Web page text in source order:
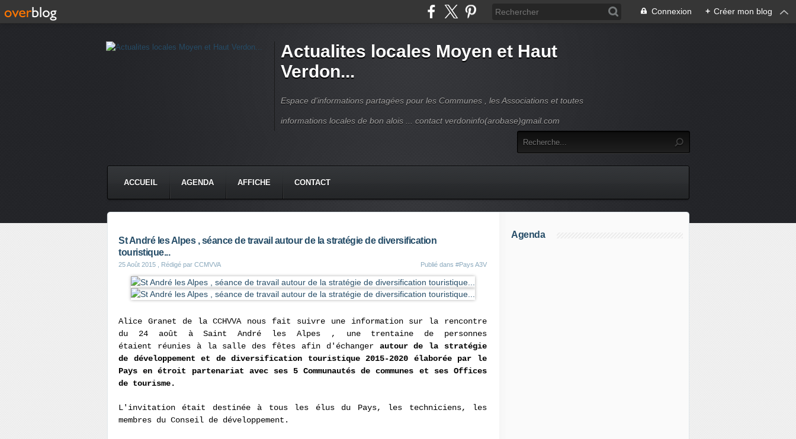
Connexion + Créer mon blog
Actualites locales Moyen et Haut
Verdon...
Espace d'informations partagées pour les Communes , les Associations et toutes
informations locales de bon alois ... contact verdoninfo(arobase)gmail.com
ACCUEIL AGENDA AFFICHE CONTACT
St André les Alpes , séance de travail autour de la stratégie de diversification
touristique...
25 Août 2015 , Rédigé par CCMVVA Publié dans #Pays A3V
Alice Granet de la CCHVVA nous fait suivre une information sur la rencontre
du 24 août à Saint André les Alpes , une trentaine de personnes
étaient réunies à la salle des fêtes afin d'échanger autour de la stratégie
de développement et de diversification touristique 2015-2020 élaborée par le
Pays en étroit partenariat avec ses 5 Communautés de communes et ses Offices
de tourisme.
L'invitation était destinée à tous les élus du Pays, les techniciens, les
membres du Conseil de développement.
Agenda